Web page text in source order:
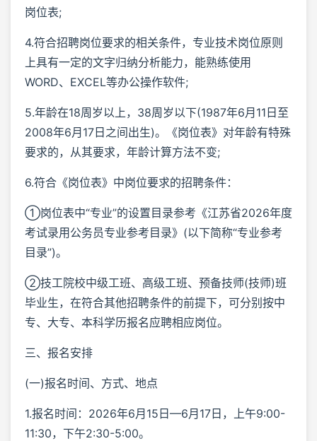
岗位表;
4.符合招聘岗位要求的相关条件，专业技术岗位原则
上具有一定的文字归纳分析能力，能熟练使用
WORD、EXCEL等办公操作软件;
5.年龄在18周岁以上，38周岁以下(1987年6月11日至
2008年6月17日之间出生)。《岗位表》对年龄有特殊
要求的，从其要求，年龄计算方法不变;
6.符合《岗位表》中岗位要求的招聘条件：
①岗位表中“专业”的设置目录参考《江苏省2026年度
考试录用公务员专业参考目录》(以下简称“专业参考
目录”)。
②技工院校中级工班、高级工班、预备技师(技师)班
毕业生，在符合其他招聘条件的前提下，可分别按中
专、大专、本科学历报名应聘相应岗位。
三、报名安排
(一)报名时间、方式、地点
1.报名时间：2026年6月15日—6月17日，上午9:00-
11:30，下午2:30-5:00。